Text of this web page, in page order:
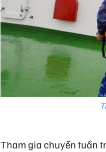
Tham gia chuyến tuần